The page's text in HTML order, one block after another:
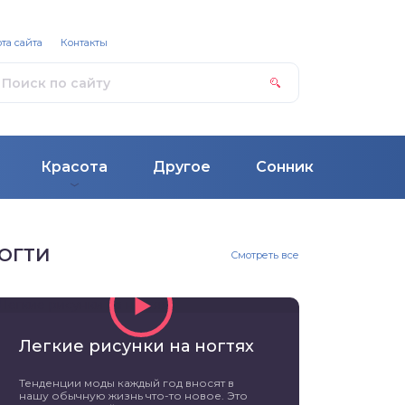
Красота Другое Сонник
сайта Контакты
Смотреть все
Легкие рисунки на ногтях
Тенденции моды каждый год вносят в
нашу обычную жизнь что-то новое. Это